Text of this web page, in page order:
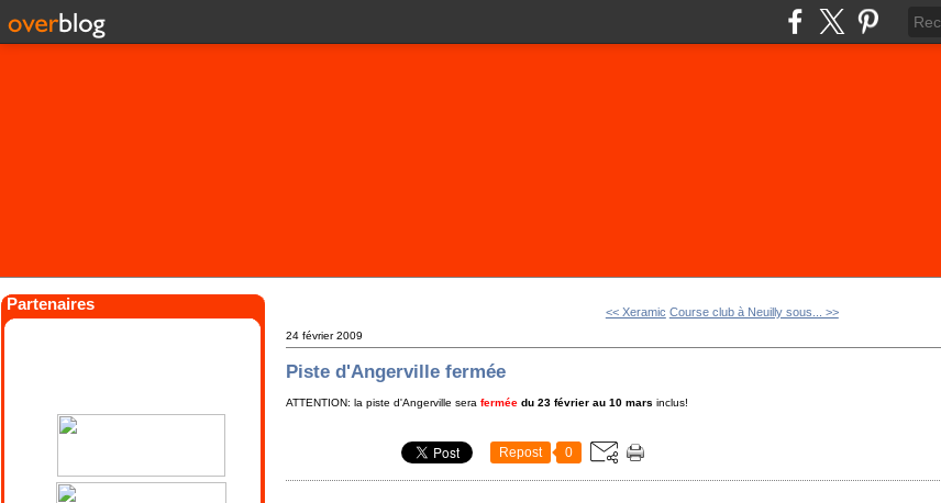
Partenaires << Xeramic Course club à Neuilly sous... >>
24 février 2009
Piste d'Angerville fermée
ATTENTION: la piste d'Angerville serafermée du 23 février au 10 mars inclus!
Repost 0